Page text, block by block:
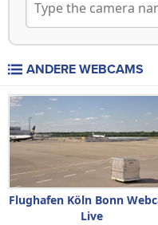
ANDERE WEBCAMS
Flughafen Köln Bonn
Live